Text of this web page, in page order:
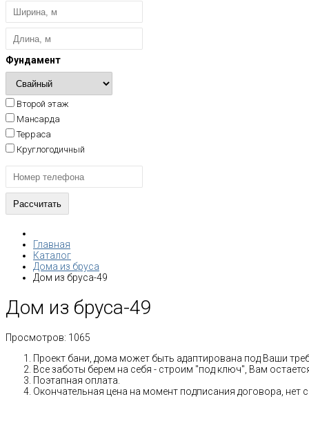
Фундамент
Второй этаж
Мансарда
Терраса
Круглогодичный
Главная
Каталог
Дома из бруса
Дом из бруса-49
Дом из бруса-49
Просмотров: 1065
Проект бани, дома может быть адаптирована под Ваши
Все заботы берем на себя - строим "под ключ", Вам
Поэтапная оплата.
Окончательная цена на момент подписания договора, нет